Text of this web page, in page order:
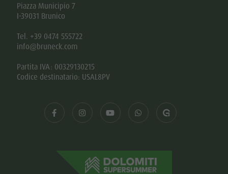
Piazza Municipio 7
I-39031 Brunico
Tel. +39 0474 555722
info@bruneck.com
Partita IVA: 00329130215
Codice destinatario: USAL8PV